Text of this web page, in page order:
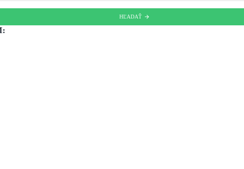
HĽADAŤ